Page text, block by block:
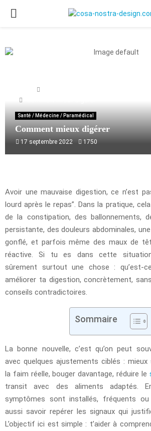
PRIMARY
Santé / Médecine / Paramédical
Comment mieux digérer
17 septembre 2022 1750
Avoir une mauvaise digestion, ce n’est
lourd après le repas”. Dans la pratique,
de la constipation, des ballonnements,
persistante, des douleurs abdominales,
gonflé, et parfois même des maux de
réactive. Si tu es dans cette
sûrement surtout une chose : qu’est-
améliorer ta digestion, concrètement,
conseils contradictoires.
Sommaire
La bonne nouvelle, c’est qu’on peut
avec quelques ajustements ciblés : mieux
la faim réelle, bouger davantage, réduire le
transit avec des aliments adaptés.
symptômes sont installés, fréquents ou
aussi savoir repérer les signaux qui
L’objectif ici est simple : t’aider à